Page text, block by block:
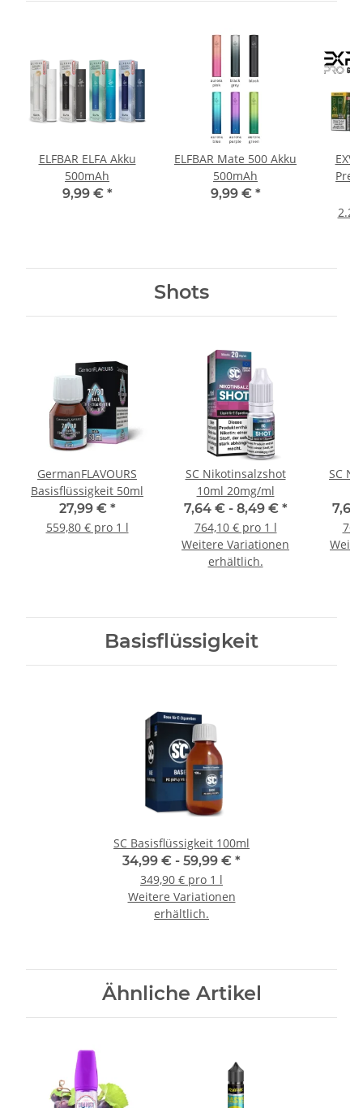
ELFBAR ELFA Akku
500mAh
9,99 € *
ELFBAR Mate 500 Akku
500mAh
9,99 € *
Shots
GermanFLAVOURS
Basisflüssigkeit 50ml
27,99 € *
559,80 € pro 1 l
SC Nikotinsalzshot
10ml 20mg/ml
7,64 € - 8,49 € *
764,10 € pro 1 l
Weitere Variationen
erhältlich.
SC
Basisflüssigkeit
SC Basisflüssigkeit 100ml
34,99 € - 59,99 € *
349,90 € pro 1 l
Weitere Variationen
erhältlich.
Ähnliche Artikel